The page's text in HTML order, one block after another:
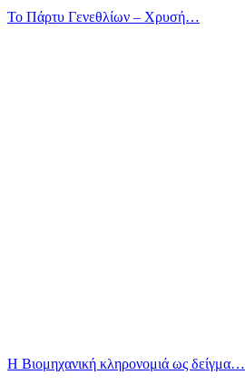
Το Πάρτυ Γενεθλίων – Χρυσή…
Η Βιομηχανική κληρονομιά ως δείγμα…